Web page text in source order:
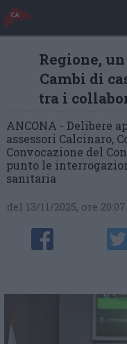
Regione,
Cambi di
tra i
ANCONA - Delibere
assessori Calcinaro,
Convocazione del
punto le
sanitaria
del 13/11/2025, ore 20:07